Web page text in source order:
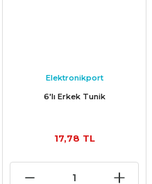
Elektronikport
6'lı Erkek Tunik
17,78 TL